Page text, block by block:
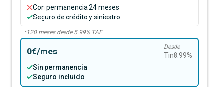
Con permanencia 24 meses
Seguro de crédito y siniestro
*120meses desde 5.99% TAE
0€/mes Desde
Tin8.99%
Sin permanencia
Seguro incluido